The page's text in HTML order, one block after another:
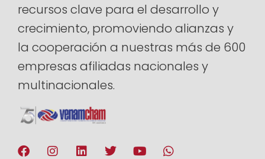
recursos clave para el desarrollo y
crecimiento, promoviendo alianzas y
la cooperación a nuestras más de 600
empresas afiliadas nacionales y
multinacionales.